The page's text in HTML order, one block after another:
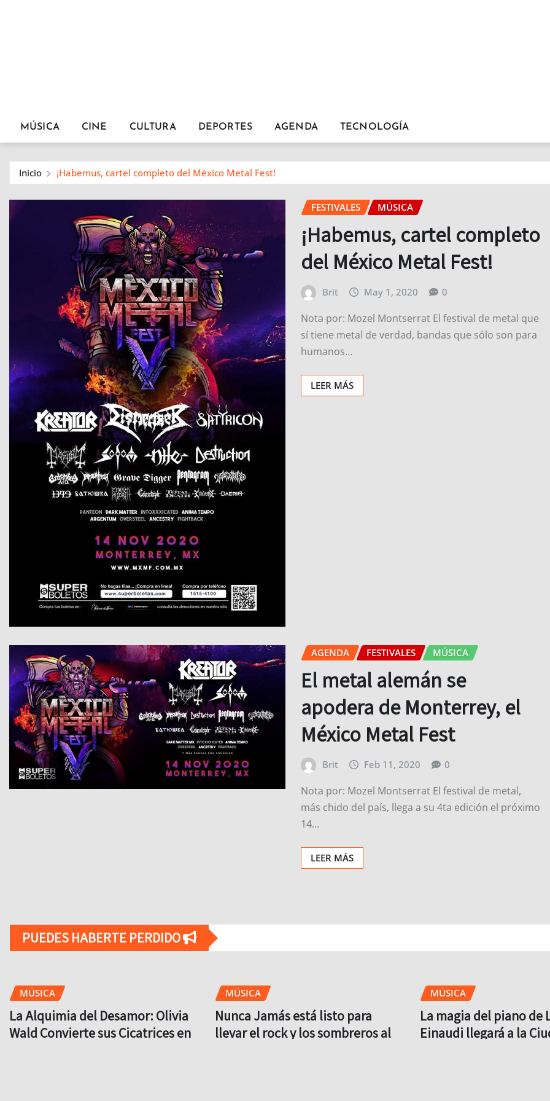
MÚSICA CINE CULTURA DEPORTES AGENDA TECNOLOGÍA
Inicio ¡Habemus, cartel completo del México Metal Fest!
FESTIVALES MÚSICA
¡Habemus, cartel completo
del México Metal Fest!
Brit May 1, 2020 0
Nota por: Mozel Montserrat El festival de metal que
sí tiene metal de verdad, bandas que sólo son para
humanos…
LEER MÁS
AGENDA FESTIVALES MÚSICA
El metal alemán se
apodera de Monterrey, el
México Metal Fest
Brit Feb 11, 2020 0
Nota por: Mozel Montserrat El festival de metal,
más chido del país, llega a su 4ta edición el próximo
14…
LEER MÁS
PUEDES HABERTE PERDIDO
MÚSICA
La Alquimia del Desamor: Olivia
Wald Convierte sus Cicatrices en
MÚSICA
Nunca Jamás está listo para
llevar el rock y los sombreros al
MÚSICA
La magia del piano de
Einaudi llegará a la